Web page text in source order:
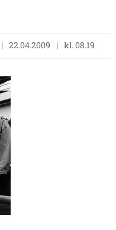
22.04.2009 kl. 08.19